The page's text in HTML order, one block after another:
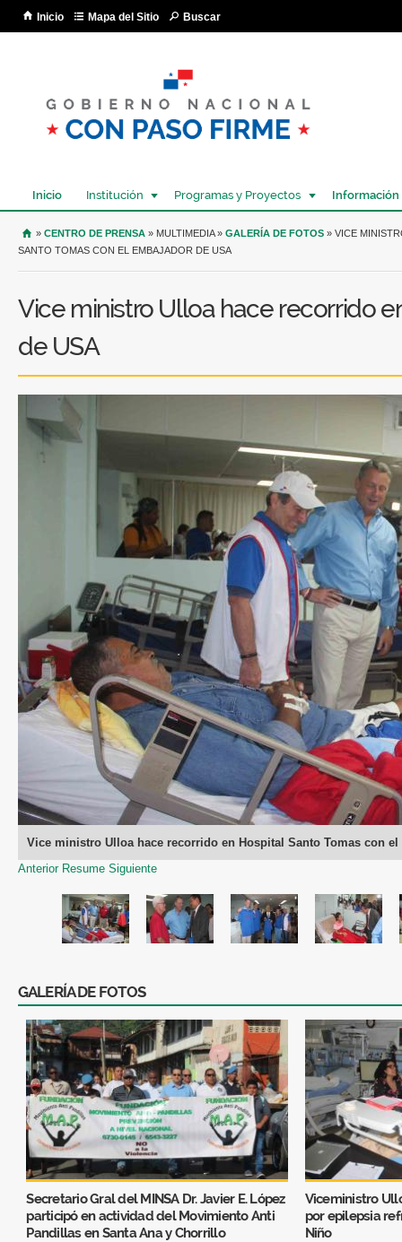
Inicio Mapa del Sitio Buscar
Inicio Institución Programas y Proyectos Información
USTED SE ENCUENTRA AQUÍ
» CENTRO DE PRENSA » MULTIMEDIA » GALERÍA DE FOTOS » VICE
SANTO TOMAS CON EL EMBAJADOR DE USA
Vice ministro Ulloa hace recorrido
de USA
Vice ministro Ulloa hace recorrido en Hospital Santo Tomas con el
Anterior Resume Siguiente
GALERÍA DE FOTOS
Secretario Gral del MINSA Dr. Javier E. López
participó en actividad del Movimiento Anti
Pandillas en Santa Ana y Chorrillo
Viceministro
por epilepsia
Niño